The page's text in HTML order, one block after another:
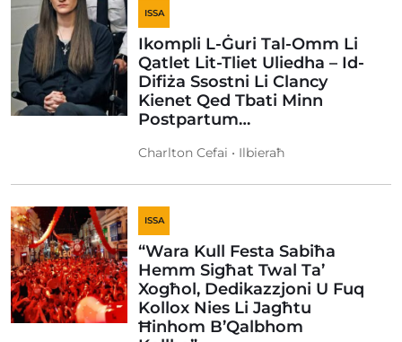
ISSA
Ikompli L-Ġuri Tal-Omm Li
Qatlet Lit-Tliet Uliedha – Id-
Difiża Ssostni Li Clancy
Kienet Qed Tbati Minn
Postpartum…
Charlton Cefai • Ilbieraħ
ISSA
“Wara Kull Festa Sabiħa
Hemm Sigħat Twal Ta’
Xogħol, Dedikazzjoni U Fuq
Kollox Nies Li Jagħtu
Ħinhom B’Qalbhom